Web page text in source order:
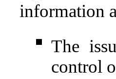
information
The
control